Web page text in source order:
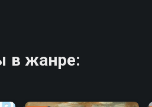
в жанре: